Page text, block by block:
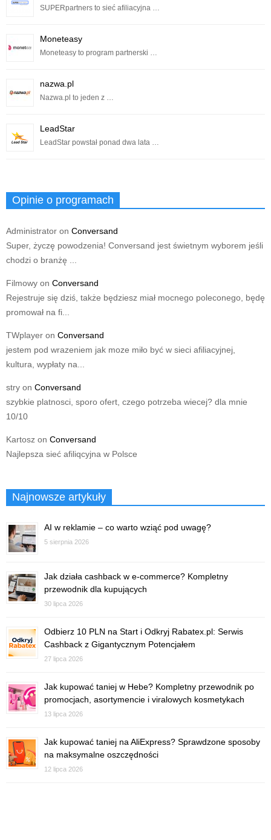
SUPERpartners to sieć afiliacyjna …
Moneteasy
Moneteasy to program partnerski …
nazwa.pl
Nazwa.pl to jeden z …
LeadStar
LeadStar powstał ponad dwa lata …
Opinie o programach
Administrator on Conversand
Super, życzę powodzenia! Conversand jest świetnym wyborem jeśli
chodzi o branżę ...
Filmowy on Conversand
Rejestruje się dziś, także będziesz miał mocnego poleconego, będę
promował na fi...
TWplayer on Conversand
jestem pod wrazeniem jak moze miło być w sieci afiliacyjnej,
kultura, wypłaty na...
stry on Conversand
szybkie platnosci, sporo ofert, czego potrzeba wiecej? dla mnie
10/10
Kartosz on Conversand
Najlepsza sieć afiliqcyjna w Polsce
Najnowsze artykuły
AI w reklamie – co warto wziąć pod uwagę?
5 sierpnia 2026
Jak działa cashback w e-commerce? Kompletny
przewodnik dla kupujących
30 lipca 2026
Odbierz 10 PLN na Start i Odkryj Rabatex.pl: Serwis
Cashback z Gigantycznym Potencjałem
27 lipca 2026
Jak kupować taniej w Hebe? Kompletny przewodnik po
promocjach, asortymencie i viralowych kosmetykach
13 lipca 2026
Jak kupować taniej na AliExpress? Sprawdzone sposoby
na maksymalne oszczędności
12 lipca 2026